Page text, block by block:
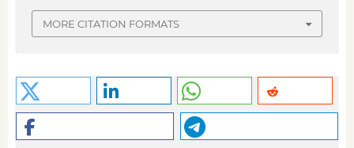
MORE CITATION FORMATS